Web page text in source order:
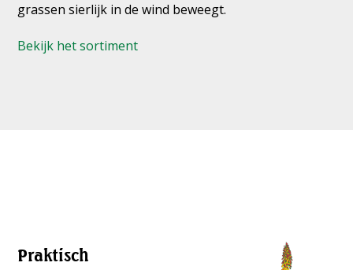
grassen sierlijk in de wind beweegt.
Bekijk het sortiment
Praktisch